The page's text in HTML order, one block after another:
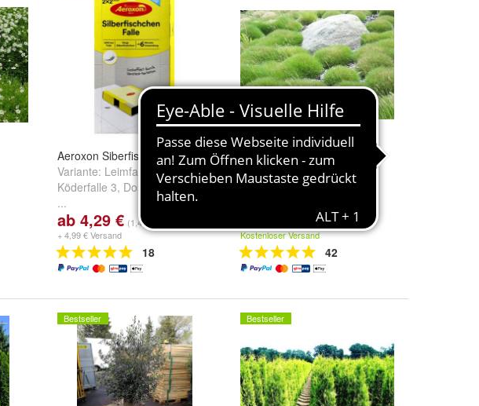
Aeroxon Siberfischenfallen
Variante: Leimfalle 2x2
Köderfalle 3, Dose und weitere
...
ab 4,29 € (1,43 €/Stk)
+ 4,99 € Versand
18
100 x Festuca gautieri
(Ziergras/ Gräser/
Stauden)Bärenfellgras
(2,80 €/Stk)
Kostenloser Versand
42
Bestseller Bestseller